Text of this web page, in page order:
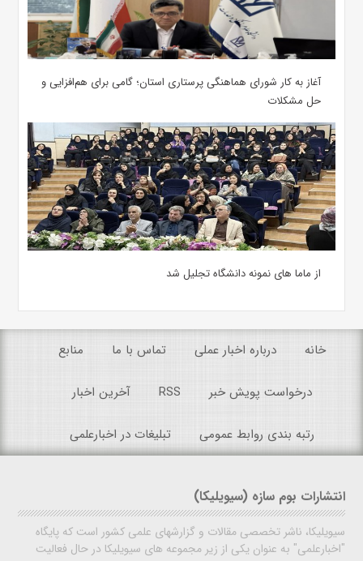
آغاز به کار شورای هماهنگی پرستاری استان؛ گامی برای هم‌افزایی و
حل مشکلات
از ماما های نمونه دانشگاه تجلیل شد
خانه درباره اخبار عملی تماس با ما منابع
درخواست پویش خبر RSS آخرین اخبار
رتبه بندی روابط عمومی تبلیغات در اخبارعلمی
انتشارات بوم سازه (سیویلیکا)
سیویلیکا، ناشر تخصصی مقالات و گزارشهای علمی کشور است که پایگاه
"اخبارعلمی" به عنوان یکی از زیر مجموعه های سیویلیکا در حال فعالیت